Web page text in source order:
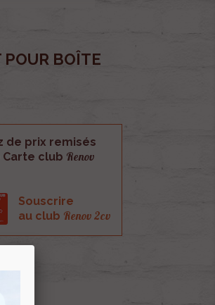
POUR BOÎTE
de prix remisés
Carte club Renov
Souscrire
au club Renov 2cv